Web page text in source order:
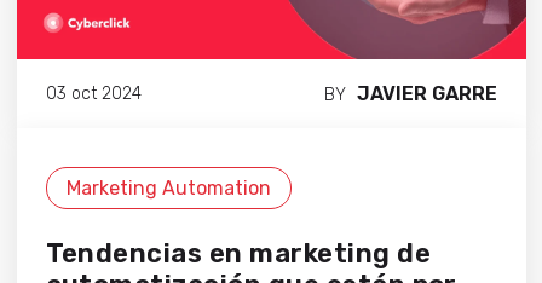
03 oct 2024 BY JAVIER GARRE
Marketing Automation
Tendencias en marketing de